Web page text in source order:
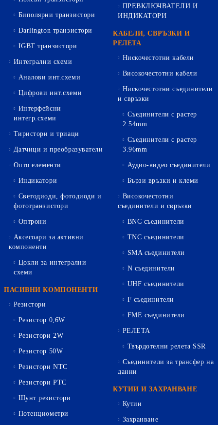
Биполярни транзистори
Darlington транзистори
IGBT транзистори
Интегрални схеми
Аналови инт.схеми
Цифрови инт.схеми
Интерфейсни
интегр.схеми
Тиристори и триаци
Датчици и преобразуватели
Опто елементи
Индикатори
Светодиоди, фотодиоди и
фототранзистори
Оптрони
Аксесоари за активни
компоненти
Цокли за интегрални
схеми
ПАСИВНИ КОМПОНЕНТИ
Резистори
Резистор 0,6W
Резистори 2W
Резистор 50W
Резистори NTC
Резистори PTC
Шунт резистори
Потенциометри
ПРЕВКЛЮЧВАТЕЛИ И
ИНДИКАТОРИ
КАБЕЛИ, СВРЪЗКИ И
РЕЛЕТА
Нискочестотни кабели
Високочестотни кабели
Нискочестотни съединители
и свръзки
Съединители с растер
2.54mm
Съединители с растер
3.96mm
Аудио-видео съединители
Бързи връзки и клеми
Високочестотни
съединители и свръзки
BNC съединители
TNC съединители
SMA съединители
N съединители
UHF съединители
F съединители
FME съединители
РЕЛЕТА
Твърдотелни релета SSR
Съединители за трансфер на
данни
КУТИИ И ЗАХРАНВАНЕ
Кутии
Захранване